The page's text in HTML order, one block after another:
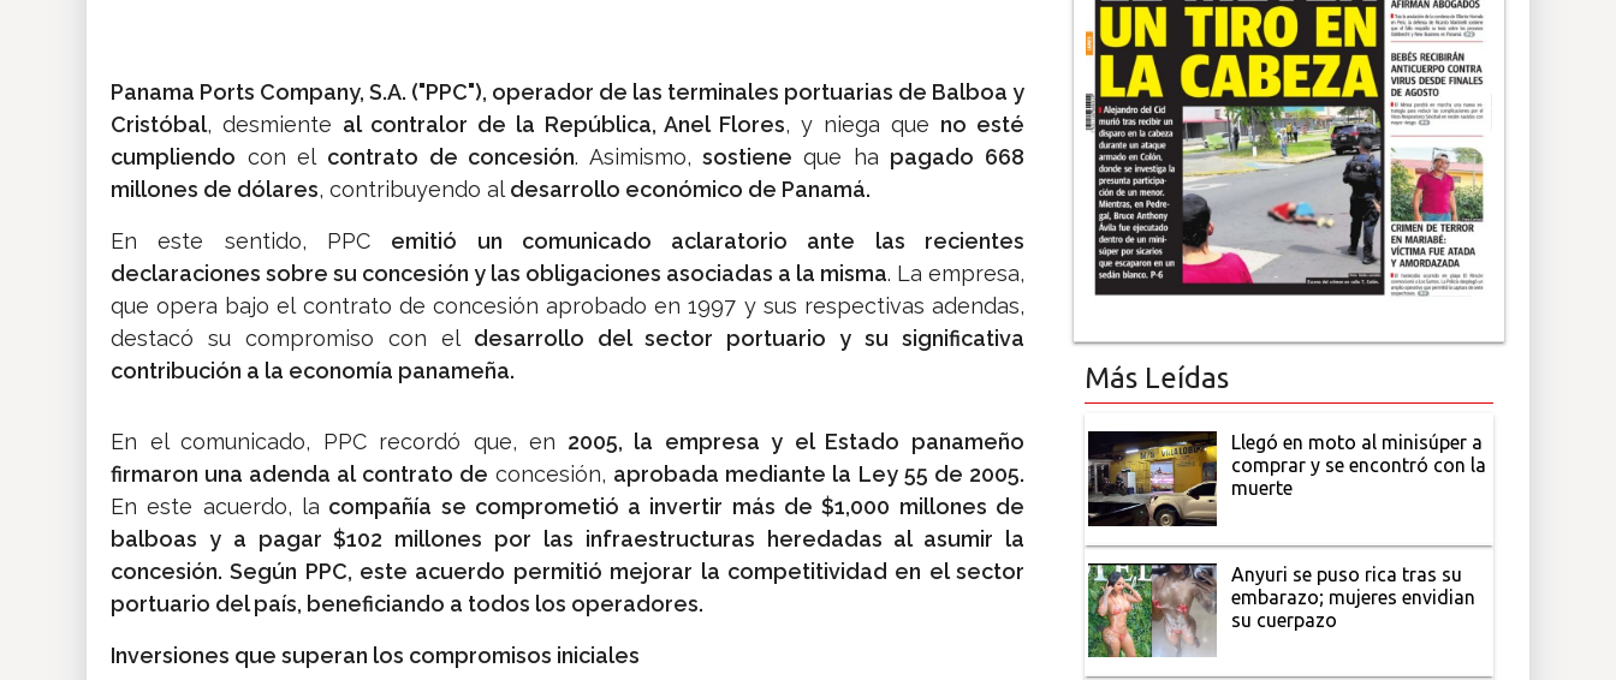
Panama Ports Company, S.A. ("PPC"), operador de las terminales portuarias de Balboa y
Cristóbal, desmiente al contralor de la República, Anel Flores, y niega que no esté
cumpliendo con el contrato de concesión. Asimismo,sostieneque ha pagado 668
millones de dólares, contribuyendo aldesarrollo económico de Panamá.
En este sentido, PPC emitió un comunicado aclaratorio ante las recientes
declaraciones sobre su concesión y las obligaciones asociadas a la misma. La empresa,
que opera bajo el contrato de concesión aprobado en 1997 y sus respectivas adendas,
destacó su compromiso con el desarrollo del sector portuario y su significativa
contribución a la economía panameña.
En el comunicado, PPC recordó que, en 2005, la empresa y el Estado panameño
firmaron una adenda al contrato de concesión, aprobada mediante la Ley 55 de 2005.
En este acuerdo, la compañía se comprometió a invertir más de $1,000 millones de
balboas y a pagar $102 millones por las infraestructuras heredadas al asumir la
concesión. Según PPC, este acuerdo permitió mejorar la competitividad en el sector
portuario del país, beneficiando a todos los operadores.
Inversiones que superan los compromisos iniciales
Más Leídas
Llegó en moto al minisúper a
comprar y se encontró con la
muerte
Anyuri se puso rica tras su
embarazo; mujeres envidian
su cuerpazo